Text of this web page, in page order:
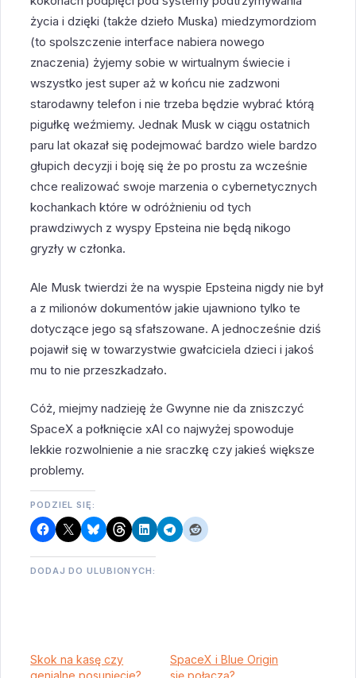
życia i dzięki (także dzieło Muska) miedzymordziom
(to spolszczenie interface nabiera nowego
znaczenia) żyjemy sobie w wirtualnym świecie i
wszystko jest super aż w końcu nie zadzwoni
starodawny telefon i nie trzeba będzie wybrać którą
pigułkę weźmiemy. Jednak Musk w ciągu ostatnich
paru lat okazał się podejmować bardzo wiele bardzo
głupich decyzji i boję się że po prostu za wcześnie
chce realizować swoje marzenia o cybernetycznych
kochankach które w odróżnieniu od tych
prawdziwych z wyspy Epsteina nie będą nikogo
gryzły w członka.
Ale Musk twierdzi że na wyspie Epsteina nigdy nie był
a z milionów dokumentów jakie ujawniono tylko te
dotyczące jego są sfałszowane. A jednocześnie dziś
pojawił się w towarzystwie gwałciciela dzieci i jakoś
mu to nie przeszkadzało.
Cóż, miejmy nadzieję że Gwynne nie da zniszczyć
SpaceX a połknięcie xAI co najwyżej spowoduje
lekkie rozwolnienie a nie sraczkę czy jakieś większe
problemy.
PODZIEL SIĘ:
DODAJ DO ULUBIONYCH:
Skok na kasę czy
SpaceX i Blue Origin